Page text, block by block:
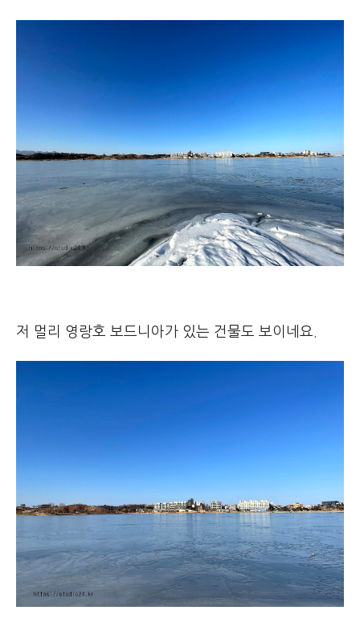
저 멀리 영랑호 보드니아가 있는 건물도 보이네요.